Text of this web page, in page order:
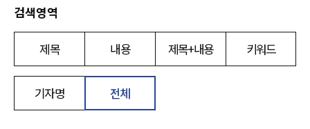
검색영역
제목 내용 제목+내용 키워드
기자명 전체